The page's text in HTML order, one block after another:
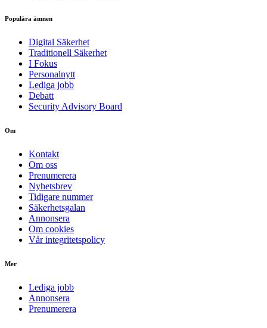
Populära ämnen
Digital Säkerhet
Traditionell Säkerhet
I Fokus
Personalnytt
Lediga jobb
Debatt
Security Advisory Board
Om
Kontakt
Om oss
Prenumerera
Nyhetsbrev
Tidigare nummer
Säkerhetsgalan
Annonsera
Om cookies
Vår integritetspolicy
Mer
Lediga jobb
Annonsera
Prenumerera